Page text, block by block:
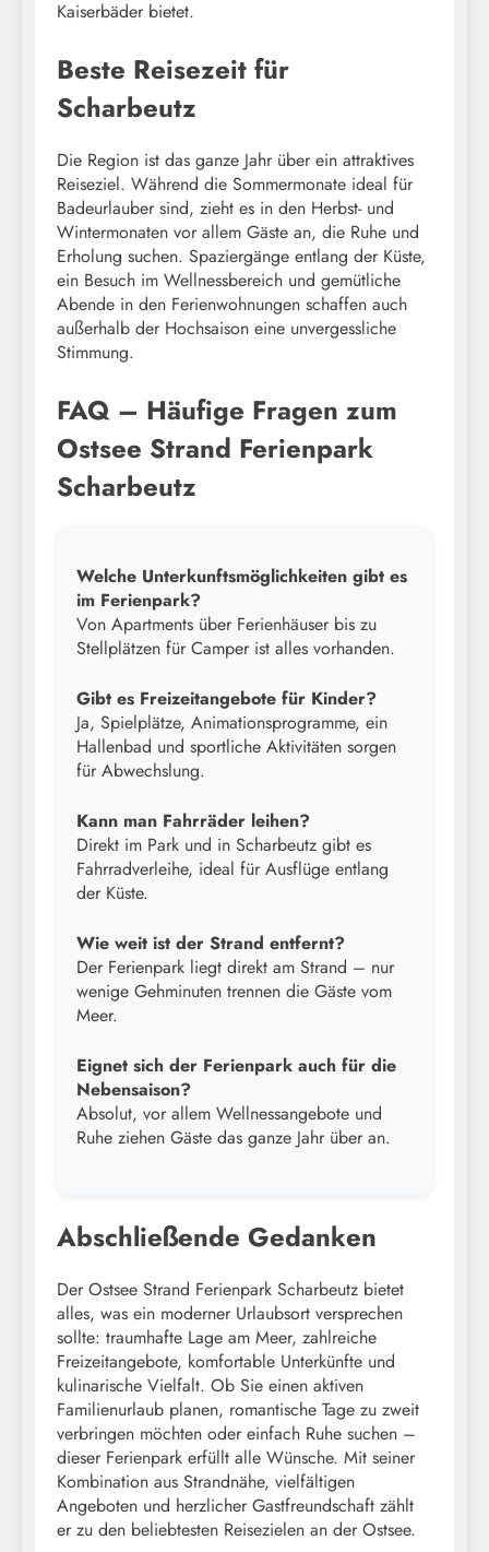
Kaiserbäder bietet.
Beste Reisezeit für
Scharbeutz
Die Region ist das ganze Jahr über ein attraktives
Reiseziel. Während die Sommermonate ideal für
Badeurlauber sind, zieht es in den Herbst- und
Wintermonaten vor allem Gäste an, die Ruhe und
Erholung suchen. Spaziergänge entlang der Küste,
ein Besuch im Wellnessbereich und gemütliche
Abende in den Ferienwohnungen schaffen auch
außerhalb der Hochsaison eine unvergessliche
Stimmung.
FAQ – Häufige Fragen zum
Ostsee Strand Ferienpark
Scharbeutz
Welche Unterkunftsmöglichkeiten gibt es
im Ferienpark?
Von Apartments über Ferienhäuser bis zu
Stellplätzen für Camper ist alles vorhanden.
Gibt es Freizeitangebote für Kinder?
Ja, Spielplätze, Animationsprogramme, ein
Hallenbad und sportliche Aktivitäten sorgen
für Abwechslung.
Kann man Fahrräder leihen?
Direkt im Park und in Scharbeutz gibt es
Fahrradverleihe, ideal für Ausflüge entlang
der Küste.
Wie weit ist der Strand entfernt?
Der Ferienpark liegt direkt am Strand – nur
wenige Gehminuten trennen die Gäste vom
Meer.
Eignet sich der Ferienpark auch für die
Nebensaison?
Absolut, vor allem Wellnessangebote und
Ruhe ziehen Gäste das ganze Jahr über an.
Abschließende Gedanken
Der Ostsee Strand Ferienpark Scharbeutz bietet
alles, was ein moderner Urlaubsort versprechen
sollte: traumhafte Lage am Meer, zahlreiche
Freizeitangebote, komfortable Unterkünfte und
kulinarische Vielfalt. Ob Sie einen aktiven
Familienurlaub planen, romantische Tage zu zweit
verbringen möchten oder einfach Ruhe suchen –
dieser Ferienpark erfüllt alle Wünsche. Mit seiner
Kombination aus Strandnähe, vielfältigen
Angeboten und herzlicher Gastfreundschaft zählt
er zu den beliebtesten Reisezielen an der Ostsee.